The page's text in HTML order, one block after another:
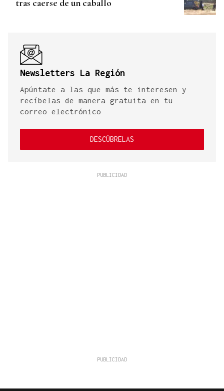
tras caerse de un caballo
Newsletters La Región
Apúntate a las que más te interesen y
recíbelas de manera gratuita en tu
correo electrónico
DESCÚBRELAS